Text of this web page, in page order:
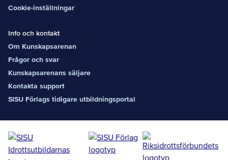
Cookie-inställningar
Info och kontakt
Om Kunskapsarenan
Frågor och svar
Kunskapsarenans säljare
Kontakta support
SISU Förlags tidigare utbildningsportal